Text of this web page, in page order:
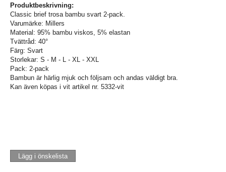
Produktbeskrivning:
Classic brief trosa bambu svart 2-pack.
Varumärke: Millers
Material: 95% bambu viskos, 5% elastan
Tvättråd: 40°
Färg: Svart
Storlekar: S - M - L - XL - XXL
Pack: 2-pack
Bambun är härlig mjuk och följsam och andas väldigt bra.
Kan även köpas i vit artikel nr. 5332-vit
Lägg i önskelista